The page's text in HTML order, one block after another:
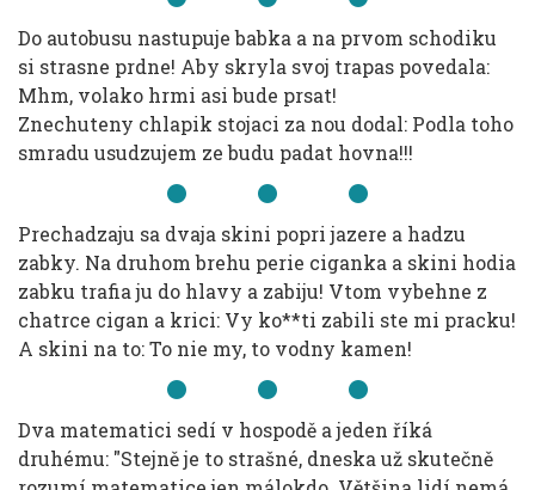
Do autobusu nastupuje babka a na prvom schodiku
si strasne prdne! Aby skryla svoj trapas povedala:
Mhm, volako hrmi asi bude prsat!
Znechuteny chlapik stojaci za nou dodal: Podla toho
smradu usudzujem ze budu padat hovna!!!
Prechadzaju sa dvaja skini popri jazere a hadzu
zabky. Na druhom brehu perie ciganka a skini hodia
zabku trafia ju do hlavy a zabiju! Vtom vybehne z
chatrce cigan a krici: Vy ko**ti zabili ste mi pracku!
A skini na to: To nie my, to vodny kamen!
Dva matematici sedí v hospodě a jeden říká
druhému: "Stejně je to strašné, dneska už skutečně